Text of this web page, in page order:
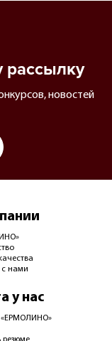
новостей
с нами
у нас
«ЕРМОЛИНО»